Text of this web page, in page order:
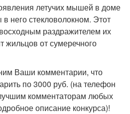
летучих мышей в доме
него стекловолокном. Этот
раздражителем их
жильцов от сумеречного
Ваши комментарии, что
по 3000 руб. (на телефон
комментаторам любых
описание конкурса)!